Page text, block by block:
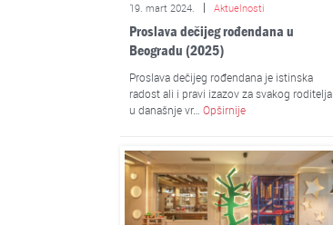
19. mart 2024. Aktuelnosti
Proslava dečijeg rođendana u
Beogradu (2025)
Proslava dečijeg rođendana je istinska
radost ali i pravi izazov za svakog roditelja
u današnje vr… Opširnije